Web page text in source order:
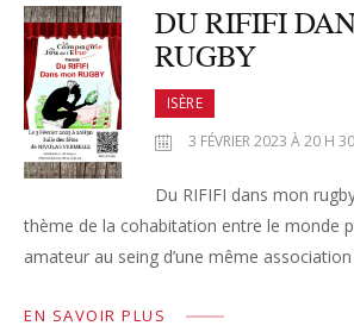
DU RIFIFI
RUGBY
ISÈRE
3 FÉVRIER 2023 À 20 H
Du RIFIFI dans mon
thème de la cohabitation entre le monde
amateur au seing d’une même
EN SAVOIR PLUS